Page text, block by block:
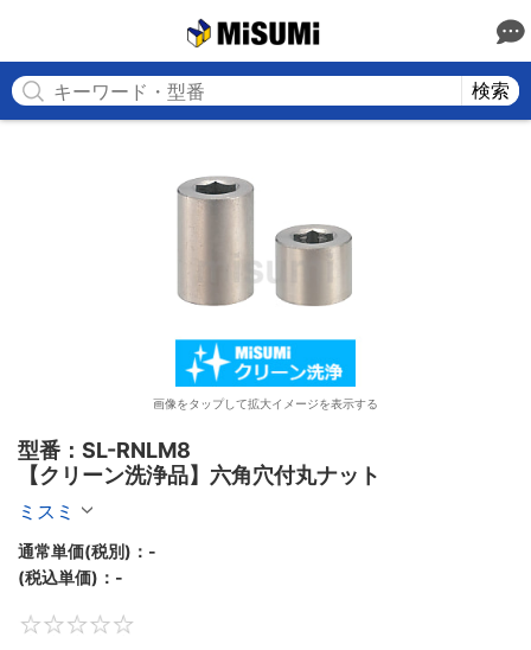
検索
画像をタップして拡大イメージを表示する
型番：SL-RNLM8
【クリーン洗浄品】六角穴付丸ナット
ミスミ
通常単価(税別)： -
(税込単価)： -